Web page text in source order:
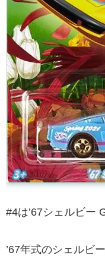
#4は’67シェルビー
’67年式のシェルビ